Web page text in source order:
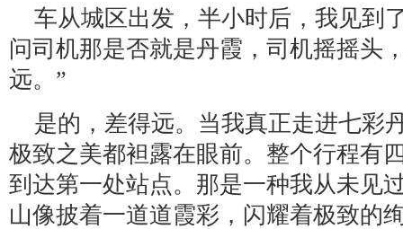
车从城区出发，半小时后，我见到
问司机那是否就是丹霞，司机摇摇头
远。”
是的，差得远。当我真正走进七彩
极致之美都袒露在眼前。整个行程有
到达第一处站点。那是一种我从未见
山像披着一道道霞彩，闪耀着极致的